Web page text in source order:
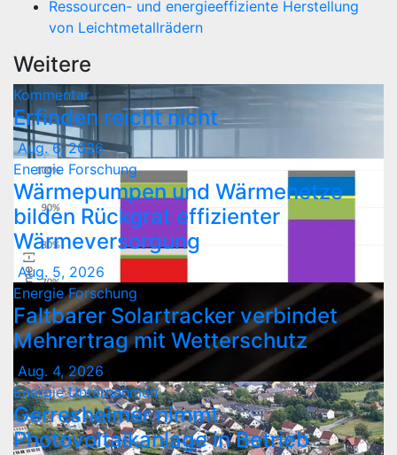
Ressourcen- und energieeffiziente Herstellung
von Leichtmetallrädern
Weitere
Kommentar
Erfinden reicht nicht
Aug. 6, 2026
Energie Forschung
Wärmepumpen und Wärmenetze
bilden Rückgrat effizienter
Wärmeversorgung
Aug. 5, 2026
EnergieForschung
Faltbarer Solartracker verbindet
Mehrertrag mit Wetterschutz
Aug. 4, 2026
EnergieUnternehmen
Gerresheimer nimmt
Photovoltaikanlage in Betrieb